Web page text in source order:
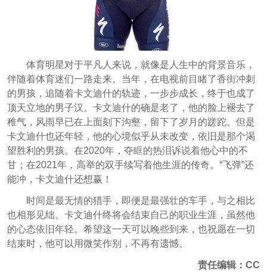
体育明星对于平凡人来说，就像是人生中的背景音乐，
伴随着体育迷们一路走来。当年，在电视前目睹了香街冲刺
的男孩，追随着卡文迪什的轨迹，一步步成长，终于也成了
顶天立地的男子汉。卡文迪什的确是老了，他的脸上褪去了
稚气，风雨早已在上面刻下沟壑，留下了岁月的蹉跎。但是
卡文迪什也还年轻，他的心境似乎从未改变，依旧是那个渴
望胜利的男孩。在2020年，夺眶的热泪诉说着他心中的不
甘；在2021年，高举的双手续写着他生涯的传奇。“飞弹”还
能冲，卡文迪什还想赢！
时间是最无情的猎手，即便是最强壮的车手，与之相比
也相形见绌。卡文迪什终将会结束自己的职业生涯，虽然他
的心态依旧年轻。希望这一天可以晚些到来，也祝愿在一切
结束时，他可以用微笑作别，不再有遗憾。
责任编辑：CC